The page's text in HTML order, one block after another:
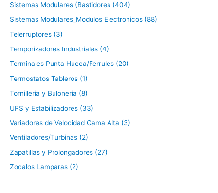
Sistemas Modulares (Bastidores (404)
Sistemas Modulares_Modulos Electronicos (88)
Telerruptores (3)
Temporizadores Industriales (4)
Terminales Punta Hueca/Ferrules (20)
Termostatos Tableros (1)
Tornilleria y Buloneria (8)
UPS y Estabilizadores (33)
Variadores de Velocidad Gama Alta (3)
Ventiladores/Turbinas (2)
Zapatillas y Prolongadores (27)
Zocalos Lamparas (2)